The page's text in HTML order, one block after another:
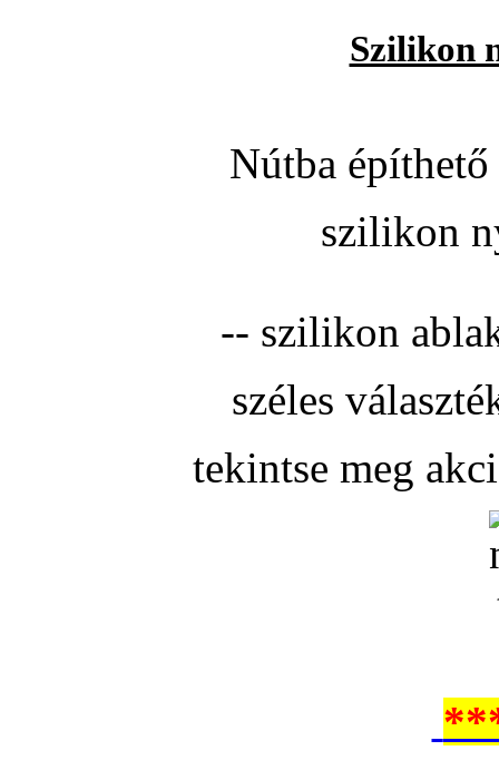
Szilikon
Nútba
szilikon
-- szilikon
széles
tekintse meg